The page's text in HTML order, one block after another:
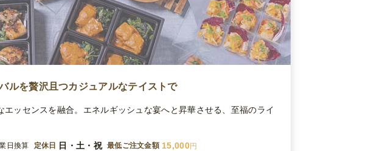
ルを贅沢且つカジュアルなテイストで
ッセンスを融合。エネルギッシュな宴へと昇華させる、至福のライ
日換算 定休日 日・土・祝 最低ご注文金額 15,000円